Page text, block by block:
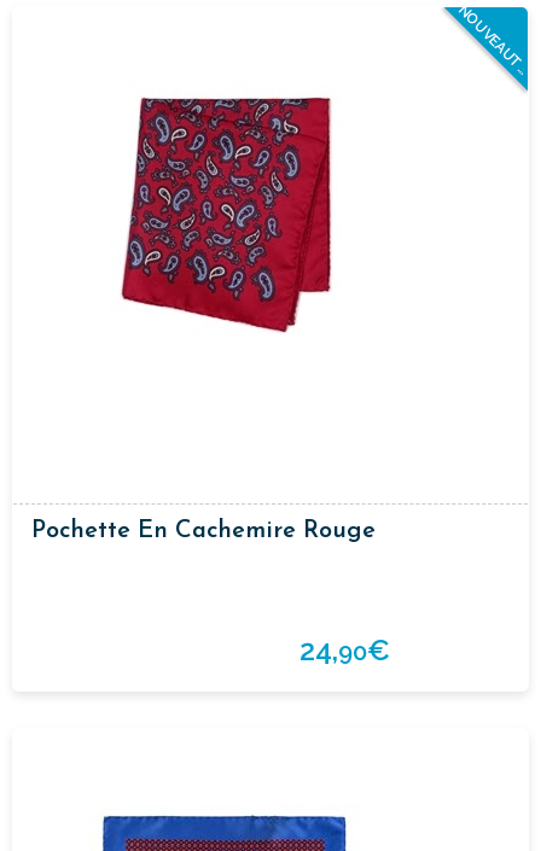
N
O
U
V
E
A
U
T
E
S
Pochette En Cachemire Rouge
24,90€